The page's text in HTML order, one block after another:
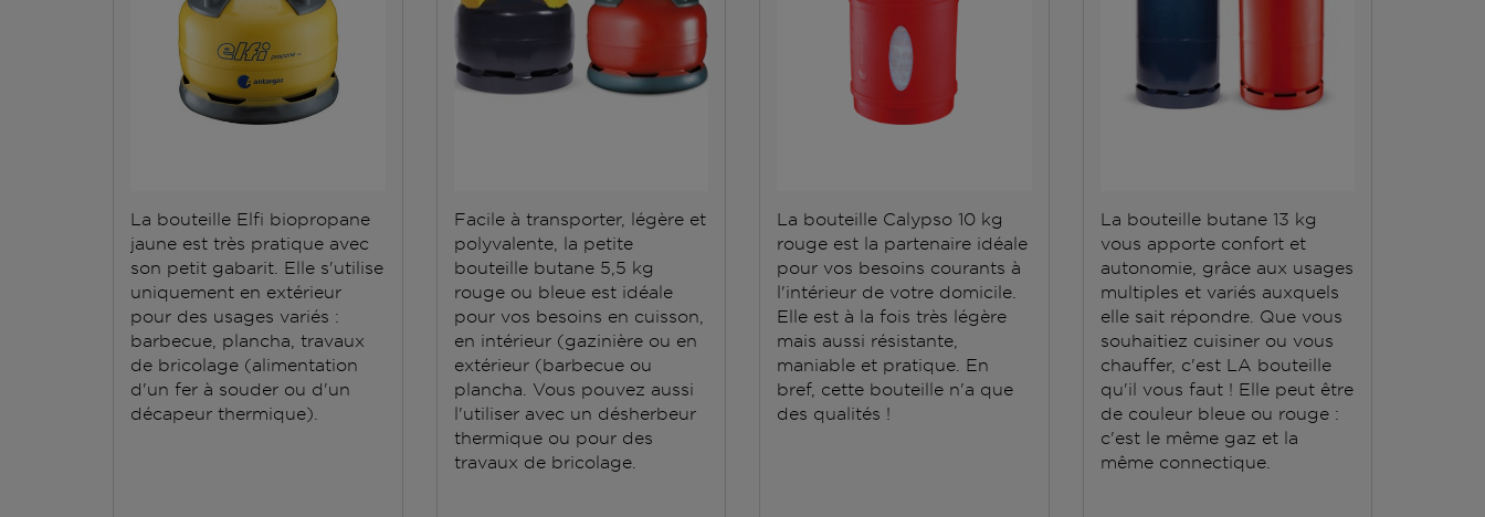
La bouteille Elfi biopropane
jaune est très pratique avec
son petit gabarit. Elle s'utilise
uniquement en extérieur
pour des usages variés :
barbecue, plancha, travaux
de bricolage (alimentation
d'un fer à souder ou d'un
décapeur thermique).
Facile à transporter, légère et
polyvalente, la petite
bouteille butane 5,5 kg
rouge ou bleue est idéale
pour vos besoins en cuisson,
en intérieur (gazinière ou en
extérieur (barbecue ou
plancha. Vous pouvez aussi
l'utiliser avec un désherbeur
thermique ou pour des
travaux de bricolage.
La bouteille Calypso 10 kg
rouge est la partenaire idéale
pour vos besoins courants à
l'intérieur de votre domicile.
Elle est à la fois très légère
mais aussi résistante,
maniable et pratique. En
bref, cette bouteille n'a que
des qualités !
La bouteille butane 13 kg
vous apporte confort et
autonomie, grâce aux usages
multiples et variés auxquels
elle sait répondre. Que vous
souhaitiez cuisiner ou vous
chauffer, c'est LA bouteille
qu'il vous faut ! Elle peut être
de couleur bleue ou rouge :
c'est le même gaz et la
même connectique.